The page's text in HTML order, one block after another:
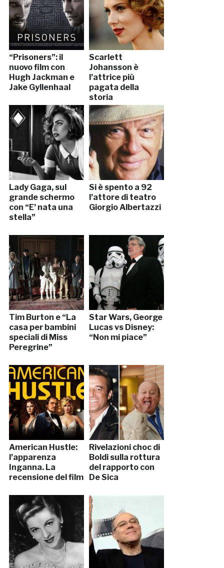
“Prisoners”: il
nuovo film con
Hugh Jackman e
Jake Gyllenhaal
Scarlett
Johansson è
l’attrice più
pagata della
storia
Lady Gaga, sul
grande schermo
con “E’ nata una
stella”
Si è spento a 92
l’attore di teatro
Giorgio Albertazzi
Tim Burton e “La
casa per bambini
speciali di Miss
Peregrine”
Star Wars, George
Lucas vs Disney:
“Non mi piace”
American Hustle:
l’apparenza
Inganna. La
recensione del film
Rivelazioni choc di
Boldi sulla rottura
del rapporto con
De Sica